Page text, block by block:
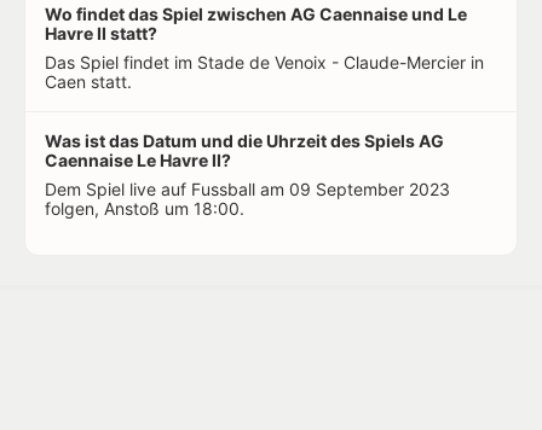
Wo findet das Spiel zwischen AG Caennaise und Le
Havre II statt?
Das Spiel findet im Stade de Venoix - Claude-Mercier in
Caen statt.
Was ist das Datum und die Uhrzeit des Spiels AG
Caennaise Le Havre II?
Dem Spiel live auf Fussball am 09 September 2023
folgen, Anstoß um 18:00.